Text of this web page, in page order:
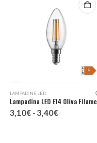
LAMPADINE LED
3,10€ - 3,40€Fascia